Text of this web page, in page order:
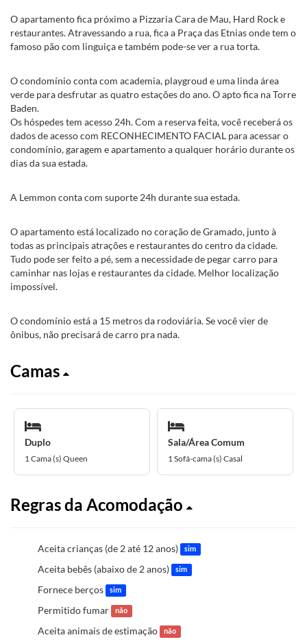
O apartamento fica próximo a Pizzaria Cara de Mau, Hard Rock e
restaurantes. Atravessando a rua, fica a Praça das Etnias onde tem o
famoso pão com linguiça e também pode-se ver a rua torta.
O condomínio conta com academia, playgroud e uma linda área
verde para desfrutar as quatro estações do ano. O apto fica na Torre
Baden.
Os hóspedes tem acesso 24h. Com a reserva feita, você receberá os
dados de acesso com RECONHECIMENTO FACIAL para acessar o
condomínio, garagem e apartamento a qualquer horário durante os
dias da sua estada.
A Lemmon conta com suporte 24h durante sua estada.
O apartamento está localizado no coração de Gramado, junto à
todas as principais atrações e restaurantes do centro da cidade.
Tudo pode ser feito a pé, sem a necessidade de pegar carro para
caminhar nas lojas e restaurantes da cidade. Melhor localização
impossível.
O condomínio está a 15 metros da rodoviária. Se você vier de
ônibus, não precisará de carro pra nada.
Camas
Duplo
1 Cama (s) Queen
Sala/Área Comum
1 Sofá-cama (s) Casal
Regras da Acomodação
Aceita crianças (de 2 até 12 anos) sim
Aceita bebês (abaixo de 2 anos) sim
Fornece berços sim
Permitido fumar não
Aceita animais de estimação não